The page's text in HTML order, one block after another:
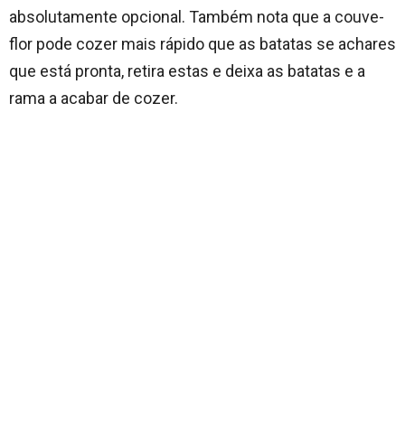
absolutamente opcional. Também nota que a couve-
flor pode cozer mais rápido que as batatas se achares
que está pronta, retira estas e deixa as batatas e a
rama a acabar de cozer.